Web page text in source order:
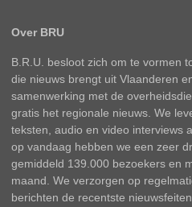
Over BRU
B.R.U. besloot zich om te vormen
die nieuws brengt uit Vlaanderen
samenwerking met de
gratis het regionale nieuws. We
teksten, audio en video interviews
op vandaag hebben we een zeer
gemiddeld 139.000 bezoekers en
maand. We verzorgen op
berichten de recentste